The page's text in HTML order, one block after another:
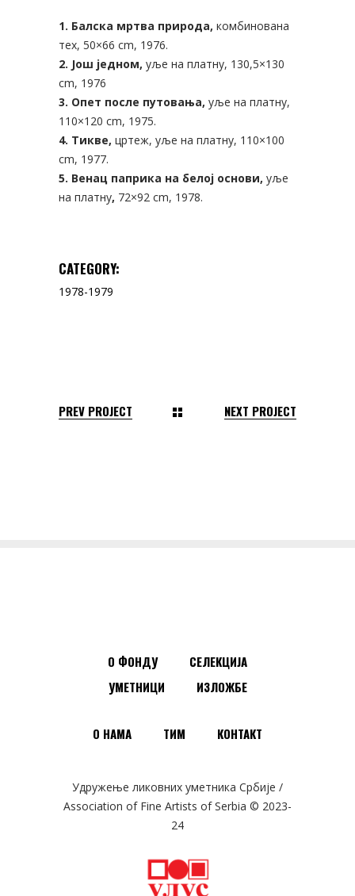
1. Балска мртва природа, комбинована
тех, 50×66 cm, 1976.
2. Још једном, уље на платну, 130,5×130
cm, 1976
3. Опет после путовања, уље на платну,
110×120 cm, 1975.
4. Тикве, цртеж, уље на платну, 110×100
cm, 1977.
5. Венац паприка на белој основи, уље
на платну, 72×92 cm, 1978.
CATEGORY:
1978-1979
PREV PROJECT NEXT PROJECT
О ФОНДУ
СЕЛЕКЦИЈА
УМЕТНИЦИ
ИЗЛОЖБЕ
О НАМА ТИМ КОНТАКТ
Удружење ликовних уметника Србије /
Association of Fine Artists of Serbia © 2023-
24